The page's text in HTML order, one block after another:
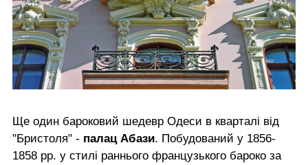
Ще один бароковий шедевр Одеси в кварталі від
"Бристоля" - палац Абази. Побудований у 1856-
1858 рр. у стилі раннього французького бароко за